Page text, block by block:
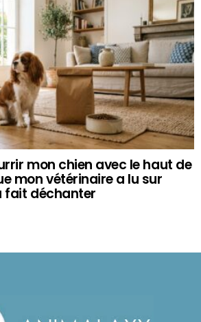
mon chien avec le haut de
mon vétérinaire a lu sur
fait déchanter